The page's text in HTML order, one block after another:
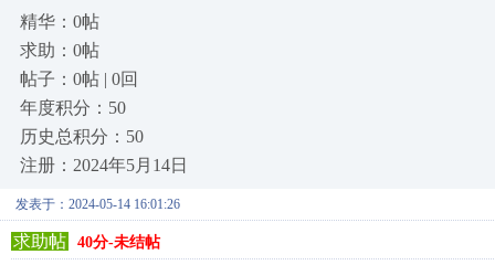
精华：0帖
求助：0帖
帖子：0帖 | 0回
年度积分：50
历史总积分：50
注册：2024年5月14日
发表于：2024-05-14 16:01:26
求助帖 40分-未结帖